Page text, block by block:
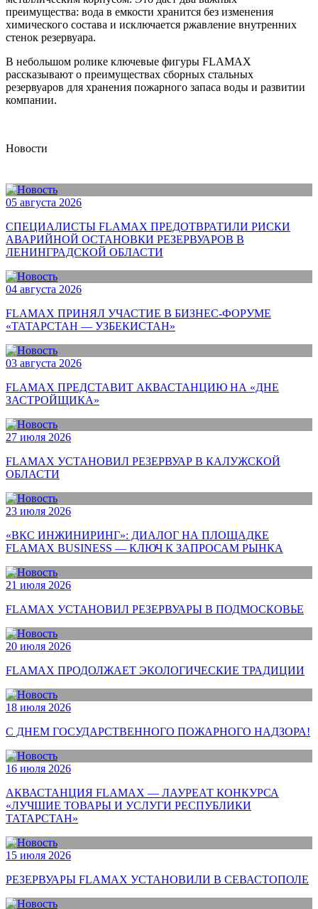
преимущества: вода в емкости хранится без изменения
химического состава и исключается ржавление внутренних
стенок резервуара.
В небольшом ролике ключевые фигуры FLAMAX
рассказывают о преимуществах сборных стальных
резервуаров для хранения пожарного запаса воды и развитии
компании.
Новости
05 августа 2026
СПЕЦИАЛИСТЫ FLAMAX ПРЕДОТВРАТИЛИ РИСКИ
АВАРИЙНОЙ ОСТАНОВКИ РЕЗЕРВУАРОВ В
ЛЕНИНГРАДСКОЙ ОБЛАСТИ
04 августа 2026
FLAMAX ПРИНЯЛ УЧАСТИЕ В БИЗНЕС-ФОРУМЕ
«ТАТАРСТАН — УЗБЕКИСТАН»
03 августа 2026
FLAMAX ПРЕДСТАВИТ АКВАСТАНЦИЮ НА «ДНЕ
ЗАСТРОЙЩИКА»
27 июля 2026
FLAMAX УСТАНОВИЛ РЕЗЕРВУАР В КАЛУЖСКОЙ
ОБЛАСТИ
23 июля 2026
«ВКС ИНЖИНИРИНГ»: ДИАЛОГ НА ПЛОЩАДКЕ
FLAMAX BUSINESS — КЛЮЧ К ЗАПРОСАМ РЫНКА
21 июля 2026
FLAMAX УСТАНОВИЛ РЕЗЕРВУАРЫ В ПОДМОСКОВЬЕ
20 июля 2026
FLAMAX ПРОДОЛЖАЕТ ЭКОЛОГИЧЕСКИЕ ТРАДИЦИИ
18 июля 2026
С ДНЕМ ГОСУДАРСТВЕННОГО ПОЖАРНОГО НАДЗОРА!
16 июля 2026
АКВАСТАНЦИЯ FLAMAX — ЛАУРЕАТ КОНКУРСА
«ЛУЧШИЕ ТОВАРЫ И УСЛУГИ РЕСПУБЛИКИ
ТАТАРСТАН»
15 июля 2026
РЕЗЕРВУАРЫ FLAMAX УСТАНОВИЛИ В СЕВАСТОПОЛЕ